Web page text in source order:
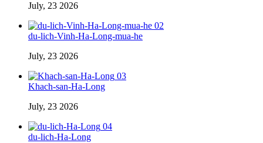
July, 23 2026
02
du-lich-Vinh-Ha-Long-mua-he
July, 23 2026
03
Khach-san-Ha-Long
July, 23 2026
04
du-lich-Ha-Long